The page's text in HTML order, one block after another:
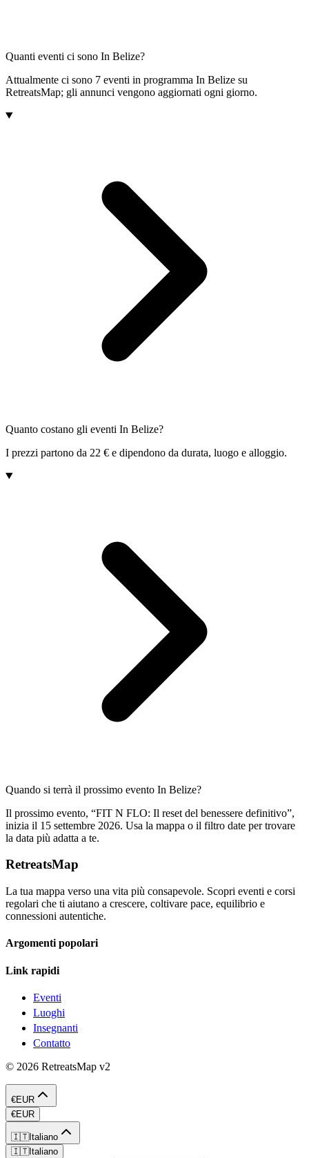
Quanti eventi ci sono In Belize?
Attualmente ci sono 7 eventi in programma In Belize su
RetreatsMap; gli annunci vengono aggiornati ogni giorno.
Quanto costano gli eventi In Belize?
I prezzi partono da 22 € e dipendono da durata, luogo e alloggio.
Quando si terrà il prossimo evento In Belize?
Il prossimo evento, “FIT N FLO: Il reset del benessere definitivo”,
inizia il 15 settembre 2026. Usa la mappa o il filtro date per trovare
la data più adatta a te.
RetreatsMap
La tua mappa verso una vita più consapevole. Scopri eventi e corsi
regolari che ti aiutano a crescere, coltivare pace, equilibrio e
connessioni autentiche.
Argomenti popolari
Link rapidi
Eventi
Luoghi
Insegnanti
Contatto
© 2026 RetreatsMap v2
€EUR
€EUR
🇮🇹Italiano
🇮🇹Italiano